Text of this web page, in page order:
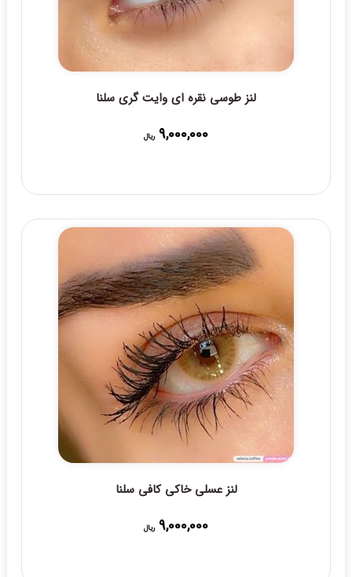
لنز طوسی نقره ای وایت گری سلنا
9,000,000 ریال
لنز عسلی خاکی کافی سلنا
9,000,000 ریال